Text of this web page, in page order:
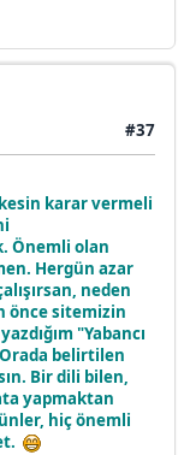
#37
karar vermeli
Önemli olan
Hergün azar
neden
önce sitemizin
"Yabancı
belirtilen
Bir dili bilen,
yapmaktan
hiç önemli